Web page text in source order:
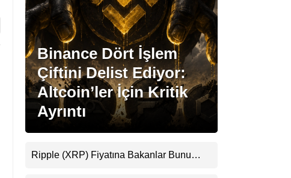
Facebook
Instagram
Binance Dört İşlem
Çiftini Delist Ediyor:
Altcoin’ler İçin Kritik
Ayrıntı
Ripple (XRP) Fiyatına Bakanlar Bunu